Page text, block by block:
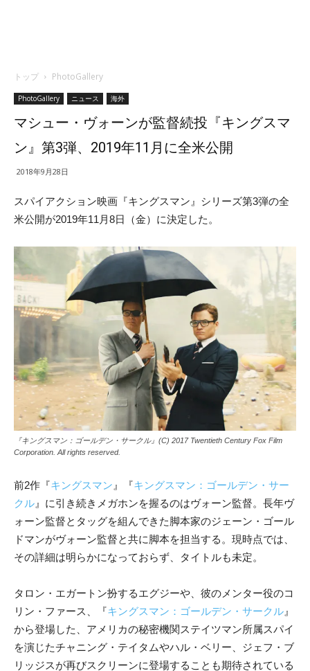
トップ PhotoGallery
PhotoGallery ニュース 海外
マシュー・ヴォーンが監督続投『キングスマ
ン』第3弾、2019年11月に全米公開
2018年9月28日
スパイアクション映画『キングスマン』シリーズ第3弾の全
米公開が2019年11月8日（金）に決定した。
『キングスマン：ゴールデン・サークル』(C) 2017 Twentieth Century Fox Film
Corporation. All rights reserved.
前2作『キングスマン 』『キングスマン： ゴールデン・サー
クル 』に引き続きメガホンを握るのはヴォーン監督。長年ヴ
ォーン監督とタッグを組んできた脚本家のジェーン・ゴール
ドマンがヴォーン監督と共に脚本を担当する。現時点では、
その詳細は明らかになっておらず、タイトルも未定。
タロン・エガートン扮するエグジーや、彼のメンター役のコ
リン・ファース、『キングスマン： ゴールデン・サークル 』
から登場した、アメリカの秘密機関ステイツマン所属スパイ
を演じたチャニング・テイタムやハル・ベリー、ジェフ・ブ
リッジスが再びスクリーンに登場することも期待されている